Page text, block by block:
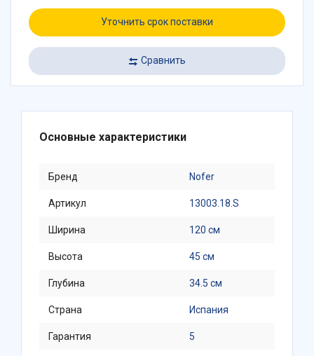
Уточнить срок поставки
Сравнить
Основные характеристики
Бренд Nofer
Артикул 13003.18.S
Ширина 120 см
Высота 45 см
Глубина 34.5 см
Страна Испания
Гарантия 5